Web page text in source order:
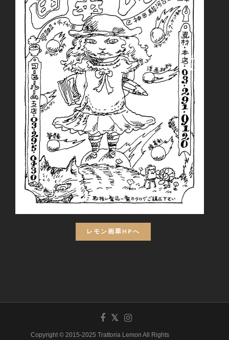
レモン画翠HPへ
Copyright © 2015-2025 Trattoria Lemon All Rights